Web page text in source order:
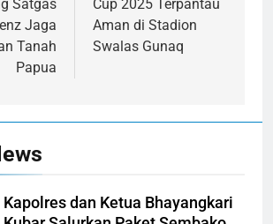
Satgas
Jaga
Tanah
Papua
Cup 2025 Terpantau
Aman di Stadion
Swalas Gunaq
Kapolres dan Ketua Bhayangkari